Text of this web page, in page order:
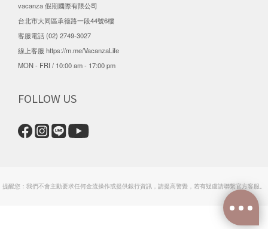
vacanza 假期國際有限公司
台北市大同區承德路一段44號6樓
客服電話 (02) 2749-3027
線上客服 https://m.me/VacanzaLife
MON - FRI / 10:00 am - 17:00 pm
FOLLOW US
提醒您：我們不會主動要求任何金流操作或提供銀行資訊，請提高警覺，若有疑慮請聯繫官方客服。